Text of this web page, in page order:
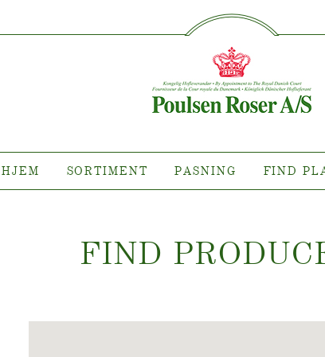
HJEM SORTIMENT PASNING FIND
PASNING
Pasning af udendørs roser
Pasning af indendørs roser
FIND